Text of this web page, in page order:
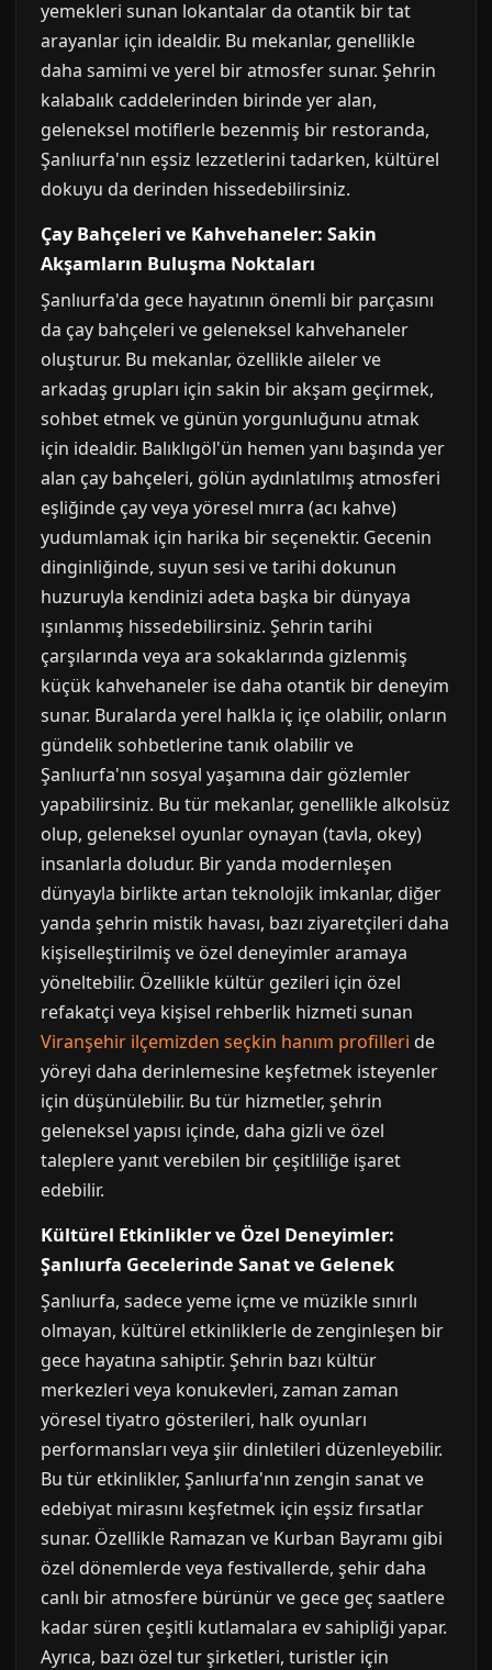
yemekleri sunan lokantalar da otantik bir tat
arayanlar için idealdir. Bu mekanlar, genellikle
daha samimi ve yerel bir atmosfer sunar. Şehrin
kalabalık caddelerinden birinde yer alan,
geleneksel motiflerle bezenmiş bir restoranda,
Şanlıurfa'nın eşsiz lezzetlerini tadarken, kültürel
dokuyu da derinden hissedebilirsiniz.
Çay Bahçeleri ve Kahvehaneler: Sakin
Akşamların Buluşma Noktaları
Şanlıurfa'da gece hayatının önemli bir parçasını
da çay bahçeleri ve geleneksel kahvehaneler
oluşturur. Bu mekanlar, özellikle aileler ve
arkadaş grupları için sakin bir akşam geçirmek,
sohbet etmek ve günün yorgunluğunu atmak
için idealdir. Balıklıgöl'ün hemen yanı başında yer
alan çay bahçeleri, gölün aydınlatılmış atmosferi
eşliğinde çay veya yöresel mırra (acı kahve)
yudumlamak için harika bir seçenektir. Gecenin
dinginliğinde, suyun sesi ve tarihi dokunun
huzuruyla kendinizi adeta başka bir dünyaya
ışınlanmış hissedebilirsiniz. Şehrin tarihi
çarşılarında veya ara sokaklarında gizlenmiş
küçük kahvehaneler ise daha otantik bir deneyim
sunar. Buralarda yerel halkla iç içe olabilir, onların
gündelik sohbetlerine tanık olabilir ve
Şanlıurfa'nın sosyal yaşamına dair gözlemler
yapabilirsiniz. Bu tür mekanlar, genellikle alkolsüz
olup, geleneksel oyunlar oynayan (tavla, okey)
insanlarla doludur. Bir yanda modernleşen
dünyayla birlikte artan teknolojik imkanlar, diğer
yanda şehrin mistik havası, bazı ziyaretçileri daha
kişiselleştirilmiş ve özel deneyimler aramaya
yöneltebilir. Özellikle kültür gezileri için özel
refakatçi veya kişisel rehberlik hizmeti sunan
Viranşehir ilçemizden seçkin hanım profilleri de
yöreyi daha derinlemesine keşfetmek isteyenler
için düşünülebilir. Bu tür hizmetler, şehrin
geleneksel yapısı içinde, daha gizli ve özel
taleplere yanıt verebilen bir çeşitliliğe işaret
edebilir.
Kültürel Etkinlikler ve Özel Deneyimler:
Şanlıurfa Gecelerinde Sanat ve Gelenek
Şanlıurfa, sadece yeme içme ve müzikle sınırlı
olmayan, kültürel etkinliklerle de zenginleşen bir
gece hayatına sahiptir. Şehrin bazı kültür
merkezleri veya konukevleri, zaman zaman
yöresel tiyatro gösterileri, halk oyunları
performansları veya şiir dinletileri düzenleyebilir.
Bu tür etkinlikler, Şanlıurfa'nın zengin sanat ve
edebiyat mirasını keşfetmek için eşsiz fırsatlar
sunar. Özellikle Ramazan ve Kurban Bayramı gibi
özel dönemlerde veya festivallerde, şehir daha
canlı bir atmosfere bürünür ve gece geç saatlere
kadar süren çeşitli kutlamalara ev sahipliği yapar.
Ayrıca, bazı özel tur şirketleri, turistler için